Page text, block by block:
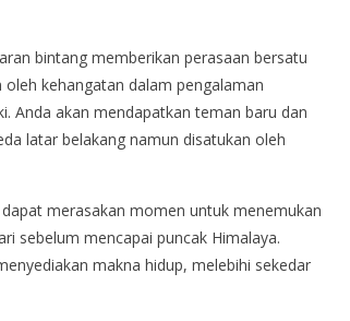
bintang memberikan perasaan bersatu
kehangatan dalam pengalaman
Anda akan mendapatkan teman baru dan
latar belakang namun disatukan oleh
merasakan momen untuk menemukan
sebelum mencapai puncak Himalaya.
makna hidup, melebihi sekedar